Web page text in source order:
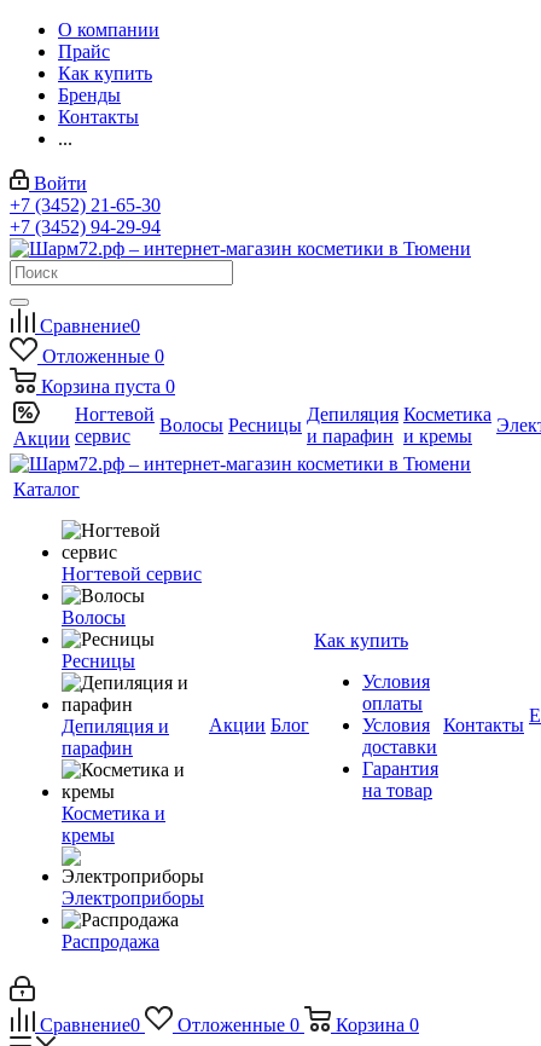
О компании
Прайс
Как купить
Бренды
Контакты
...
Войти
+7 (3452) 21-65-30
+7 (3452) 94-29-94
Сравнение0
Отложенные 0
Корзина пуста 0
Акции
Ногтевой
сервис
Волосы Ресницы
Депиляция
и парафин
Косметика
и кремы
Каталог
Ногтевой сервис
Волосы
Ресницы
Депиляция и
парафин
Косметика и
кремы
Электроприборы
Распродажа
Акции Блог
Как купить
Условия
оплаты
Условия
доставки
Гарантия
на товар
Контакты
Сравнение0 Отложенные 0 Корзина 0